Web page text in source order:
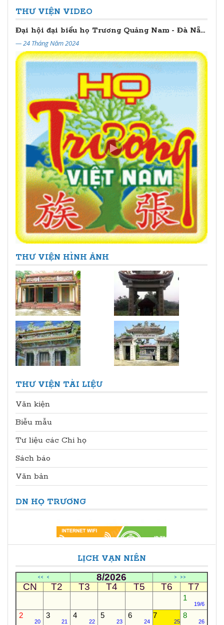
THƯ VIỆN VIDEO
Đại hội đại biểu họ Trương Quảng Nam - Đà Nẵng lần thứ II (2024 - 2029)
— 24 Tháng Năm 2024
THƯ VIỆN HÌNH ẢNH
THƯ VIỆN TÀI LIỆU
Văn kiện
Biễu mẫu
Tư liệu các Chi họ
Sách báo
Văn bản
DN HỌ TRƯƠNG
LỊCH VẠN NIÊN
<< < 8/2026 > >>
CN T2 T3 T4 T5 T6 T7
1
19/6
2
20
3
21
4
22
5
23
6
24
7
25
8
26